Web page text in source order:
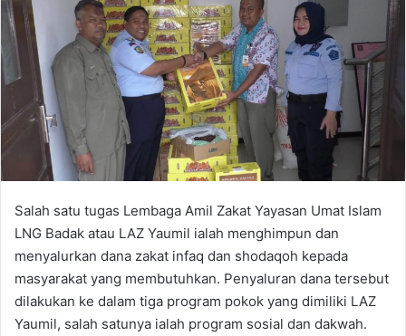
Salah satu tugas Lembaga Amil Zakat Yayasan Umat Islam
LNG Badak atau LAZ Yaumil ialah menghimpun dan
menyalurkan dana zakat infaq dan shodaqoh kepada
masyarakat yang membutuhkan. Penyaluran dana tersebut
dilakukan ke dalam tiga program pokok yang dimiliki LAZ
Yaumil, salah satunya ialah program sosial dan dakwah.